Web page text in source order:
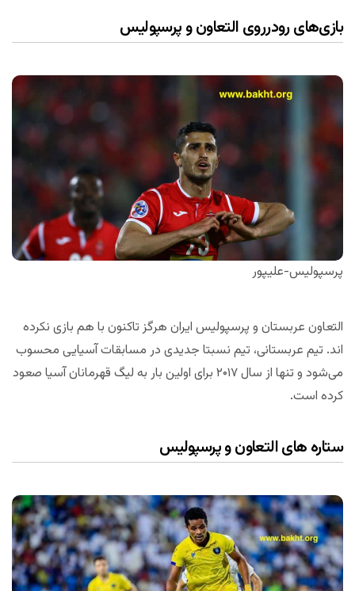
بازی‌های رودرروی التعاون و پرسپولیس
پرسپولیس-علیپور
التعاون عربستان و پرسپولیس ایران هرگز تاکنون با هم بازی نکرده
اند. تیم عربستانی، تیم نسبتا جدیدی در مسابقات آسیایی محسوب
می‌شود و تنها از سال ۲۰۱۷ برای اولین بار به لیگ قهرمانان آسیا صعود
کرده است.
ستاره های التعاون و پرسپولیس